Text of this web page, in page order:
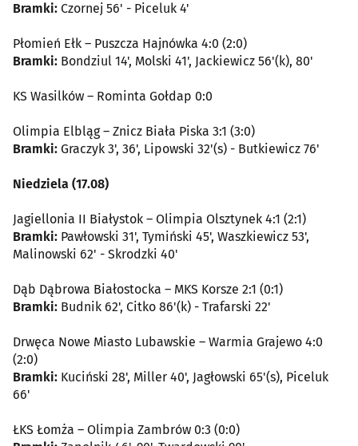
Bramki: Czornej 56' - Piceluk 4'
Płomień Ełk – Puszcza Hajnówka 4:0 (2:0)
Bramki: Bondziul 14', Molski 41', Jackiewicz 56'(k), 80'
KS Wasilków – Rominta Gołdap 0:0
Olimpia Elbląg – Znicz Biała Piska 3:1 (3:0)
Bramki: Graczyk 3', 36', Lipowski 32'(s) - Butkiewicz 76'
Niedziela (17.08)
Jagiellonia II Białystok – Olimpia Olsztynek 4:1 (2:1)
Bramki: Pawłowski 31', Tymiński 45', Waszkiewicz 53',
Malinowski 62' - Skrodzki 40'
Dąb Dąbrowa Białostocka – MKS Korsze 2:1 (0:1)
Bramki: Budnik 62', Citko 86'(k) - Trafarski 22'
Drwęca Nowe Miasto Lubawskie – Warmia Grajewo 4:0
(2:0)
Bramki: Kuciński 28', Miller 40', Jagłowski 65'(s), Piceluk
66'
ŁKS Łomża – Olimpia Zambrów 0:3 (0:0)